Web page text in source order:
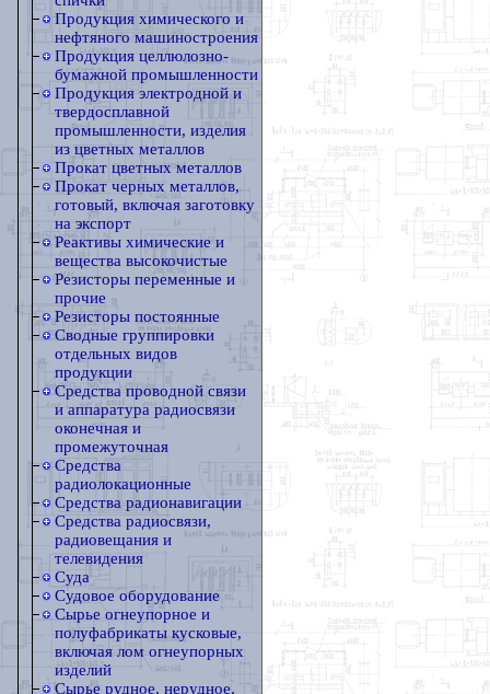
Продукция химического и
нефтяного машиностроения
Продукция целлюлозно-
бумажной промышленности
Продукция электродной и
твердосплавной
промышленности, изделия
из цветных металлов
Прокат цветных металлов
Прокат черных металлов,
готовый, включая заготовку
на экспорт
Реактивы химические и
вещества высокочистые
Резисторы переменные и
прочие
Резисторы постоянные
Сводные группировки
отдельных видов
продукции
Средства проводной связи
и аппаратура радиосвязи
оконечная и
промежуточная
Средства
радиолокационные
Средства радионавигации
Средства радиосвязи,
радиовещания и
телевидения
Суда
Судовое оборудование
Сырье огнеупорное и
полуфабрикаты кусковые,
включая лом огнеупорных
изделий
Сырье рудное, нерудное,